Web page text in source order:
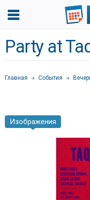
Party at
Главная События
Изображения